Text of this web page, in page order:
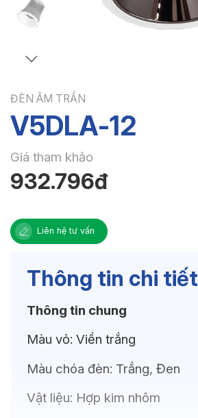
ĐÈN ÂM TRẦN
V5DLA-12
Giá tham khảo
932.796đ
Liên hệ tư vấn
Thông tin chi tiết
Thông tin chung
Màu vỏ: Viền trắng
Màu chóa đèn: Trắng, Đen
Vật liệu: Hợp kim nhôm